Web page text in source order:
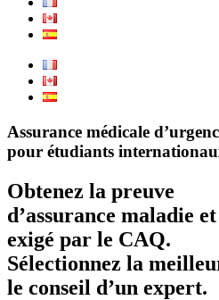
Assurance médicale
pour étudiants
Obtenez la preuve
d’assurance maladie
exigé par le CAQ.
Sélectionnez la
le conseil d’un expert.